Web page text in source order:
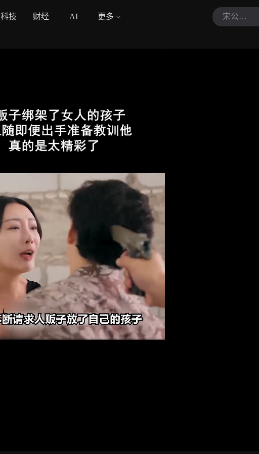
科技 财经 AI 更多 宋公子讲电影sgz